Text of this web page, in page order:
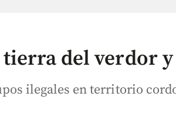
tierra del verdor
ilegales en territorio